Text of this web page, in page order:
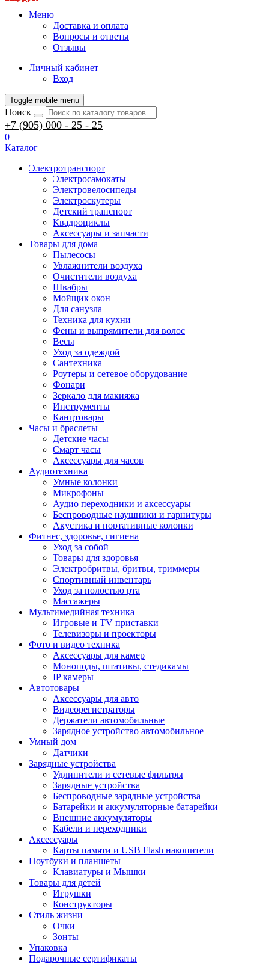
Меню
Доставка и оплата
Вопросы и ответы
Отзывы
Личный кабинет
Вход
Toggle mobile menu
Поиск
+7 (905) 000 - 25 - 25
0
Каталог
Электротранспорт
Электросамокаты
Электровелосипеды
Электроскутеры
Детский транспорт
Квадроциклы
Аксессуары и запчасти
Товары для дома
Пылесосы
Увлажнители воздуха
Очистители воздуха
Швабры
Мойщик окон
Для санузла
Техника для кухни
Фены и выпрямители для волос
Весы
Уход за одеждой
Сантехника
Роутеры и сетевое оборудование
Фонари
Зеркало для макияжа
Инструменты
Канцтовары
Часы и браслеты
Детские часы
Смарт часы
Аксессуары для часов
Аудиотехника
Умные колонки
Микрофоны
Аудио переходники и аксессуары
Беспроводные наушники и гарнитуры
Акустика и портативные колонки
Фитнес, здоровье, гигиена
Уход за собой
Товары для здоровья
Электробритвы, бритвы, триммеры
Спортивный инвентарь
Уход за полостью рта
Массажеры
Мультимедийная техника
Игровые и TV приставки
Телевизоры и проекторы
Фото и видео техника
Аксессуары для камер
Моноподы, штативы, стедикамы
IP камеры
Автотовары
Аксессуары для авто
Видеорегистраторы
Держатели автомобильные
Зарядное устройство автомобильное
Умный дом
Датчики
Зарядные устройства
Удлинители и сетевые фильтры
Зарядные устройства
Беспроводные зарядные устройства
Батарейки и аккумуляторные батарейки
Внешние аккумуляторы
Кабели и переходники
Аксессуары
Карты памяти и USB Flash накопители
Ноутбуки и планшеты
Клавиатуры и Мышки
Товары для детей
Игрушки
Конструкторы
Стиль жизни
Очки
Зонты
Упаковка
Подарочные сертификаты